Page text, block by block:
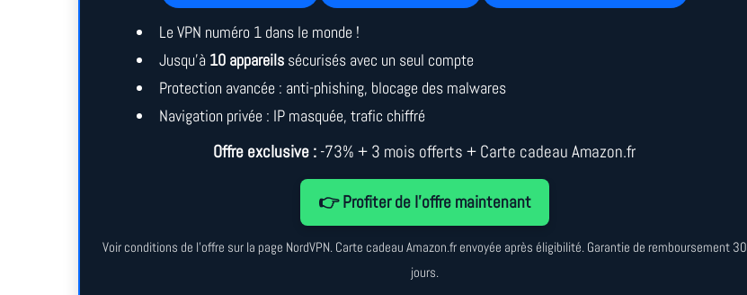
Le VPN numéro 1 dans le monde !
Jusqu’à 10 appareils sécurisés avec un seul compte
Protection avancée : anti-phishing, blocage des malwares
Navigation privée : IP masquée, trafic chiffré
Offre exclusive : -73% + 3 mois offerts + Carte cadeau Amazon.fr
👉 Profiter de l’offre maintenant
Voir conditions de l’offre sur la page NordVPN. Carte cadeau Amazon.fr envoyée après éligibilité. Garantie de remboursement 30
jours.